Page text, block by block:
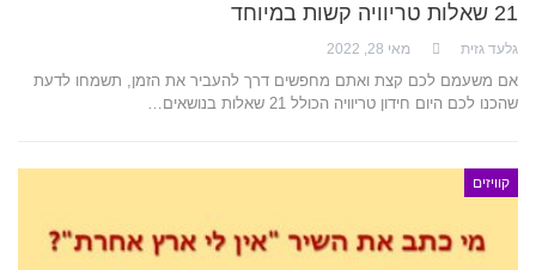
21 שאלות טריוויה קשות במיוחד
גלעד גזית מאי 28, 2022
אם משעמם לכם קצת ואתם מחפשים דרך להעביר את הזמן, תשמחו לדעת
שהכנו לכם היום חידון טריוויה הכולל 21 שאלות בנושאים…
קוויזים